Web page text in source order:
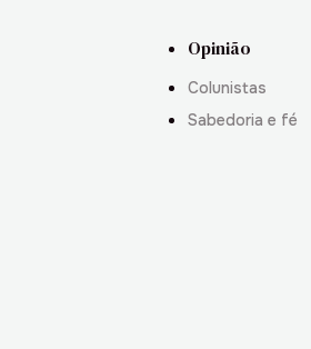
Opinião
Colunistas
Sabedoria e fé